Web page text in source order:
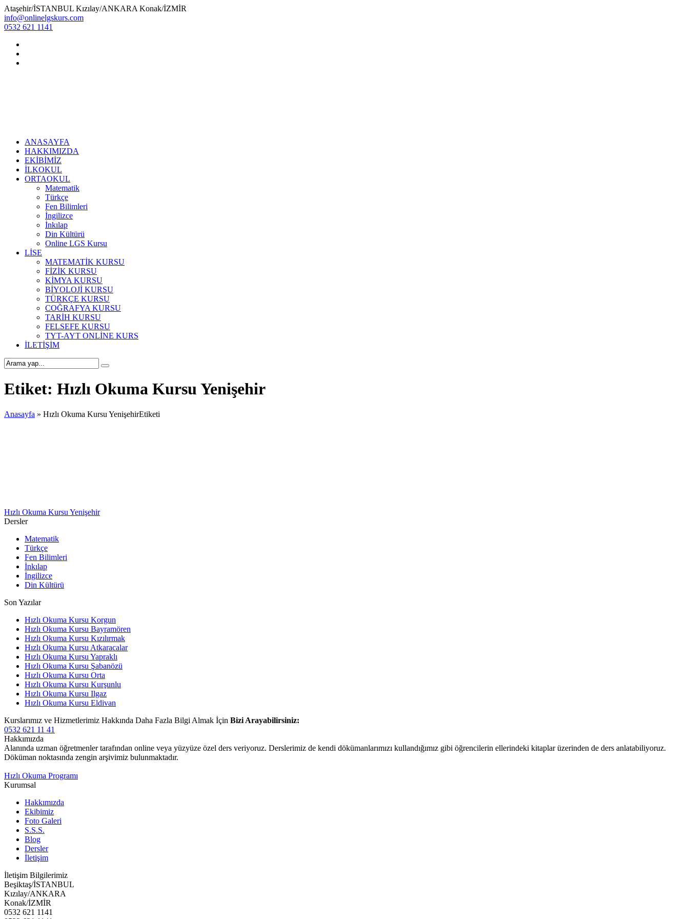
Ataşehir/İSTANBUL Kızılay/ANKARA Konak/İZMİR
info@onlinelgskurs.com
0532 621 1141
ANASAYFA
HAKKIMIZDA
EKİBİMİZ
İLKOKUL
ORTAOKUL
Matematik
Türkçe
Fen Bilimleri
İngilizce
İnkılap
Din Kültürü
Online LGS Kursu
LİSE
MATEMATİK KURSU
FİZİK KURSU
KİMYA KURSU
BİYOLOJİ KURSU
TÜRKÇE KURSU
COĞRAFYA KURSU
TARİH KURSU
FELSEFE KURSU
TYT-AYT ONLİNE KURS
İLETİŞİM
Etiket: Hızlı Okuma Kursu Yenişehir
Anasayfa » Hızlı Okuma Kursu YenişehirEtiketi
Hızlı Okuma Kursu Yenişehir
Dersler
Matematik
Türkçe
Fen Bilimleri
İnkılap
İngilizce
Din Kültürü
Son Yazılar
Hızlı Okuma Kursu Korgun
Hızlı Okuma Kursu Bayramören
Hızlı Okuma Kursu Kızılırmak
Hızlı Okuma Kursu Atkaracalar
Hızlı Okuma Kursu Yapraklı
Hızlı Okuma Kursu Şabanözü
Hızlı Okuma Kursu Orta
Hızlı Okuma Kursu Kurşunlu
Hızlı Okuma Kursu Ilgaz
Hızlı Okuma Kursu Eldivan
Kurslarımız ve Hizmetlerimiz Hakkında Daha Fazla Bilgi Almak İçin Bizi Arayabilirsiniz:
0532 621 11 41
Hakkımızda
Alanında uzman öğretmenler tarafından online veya yüzyüze özel ders veriyoruz. Derslerimiz de kendi dökümanlarımızı kullandığımız gibi öğrencilerin ellerindeki kitaplar üzerinden de ders anlatabiliyoruz.
Döküman noktasında zengin arşivimiz bulunmaktadır.
Hızlı Okuma Programı
Kurumsal
Hakkımızda
Ekibimiz
Foto Galeri
S.S.S.
Blog
Dersler
İletişim
İletişim Bilgilerimiz
Beşiktaş/İSTANBUL
Kızılay/ANKARA
Konak/İZMİR
0532 621 1141